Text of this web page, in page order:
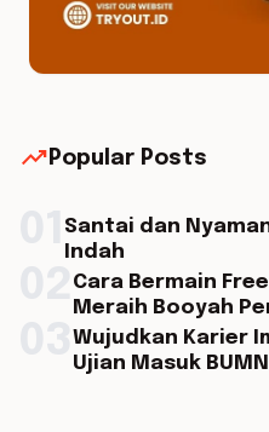
trending_up Popular Posts
Santai dan
Indah
Cara Bermain
Meraih Booyah
Wujudkan Karier
Ujian Masuk BUMN